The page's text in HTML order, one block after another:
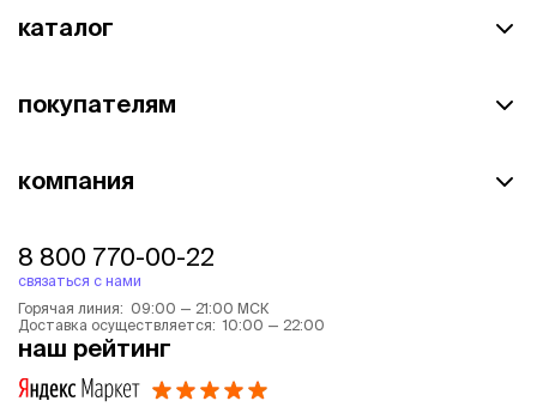
каталог
покупателям
компания
8 800 770-00-22
связаться с нами
Горячая линия: 09:00 — 21:00 МСК
Доставка осуществляется: 10:00 — 22:00
наш рейтинг